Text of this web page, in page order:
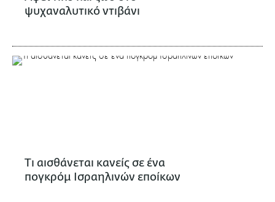
ψυχαναλυτικό ντιβάνι
Τι αισθάνεται κανείς σε ένα
πογκρόμ Ισραηλινών εποίκων